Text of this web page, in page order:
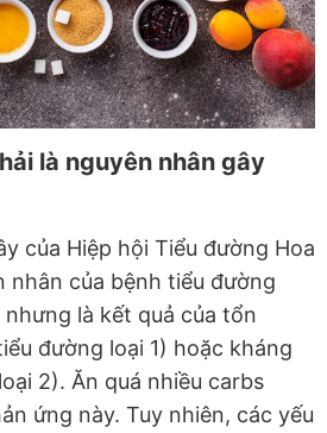
là nguyên nhân gây
của Hiệp hội Tiểu đường Hoa
nhân của bệnh tiểu đường
là kết quả của tổn
đường loại 1) hoặc kháng
2). Ăn quá nhiều carbs
ứng này. Tuy nhiên, các yếu